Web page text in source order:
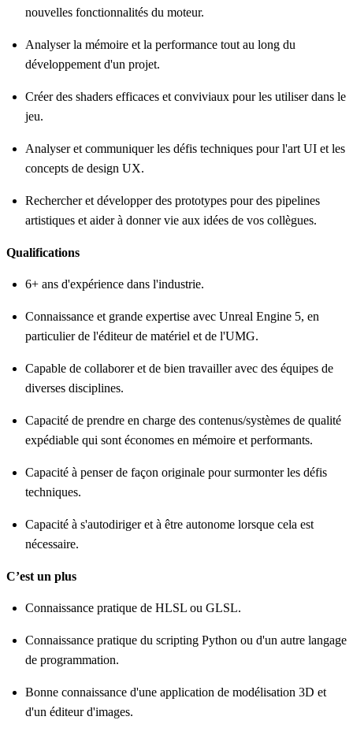
nouvelles fonctionnalités du moteur.
Analyser la mémoire et la performance tout au long du
développement d'un projet.
Créer des shaders efficaces et conviviaux pour les utiliser dans le
jeu.
Analyser et communiquer les défis techniques pour l'art UI et les
concepts de design UX.
Rechercher et développer des prototypes pour des pipelines
artistiques et aider à donner vie aux idées de vos collègues.
Qualifications
6+ ans d'expérience dans l'industrie.
Connaissance et grande expertise avec Unreal Engine 5, en
particulier de l'éditeur de matériel et de l'UMG.
Capable de collaborer et de bien travailler avec des équipes de
diverses disciplines.
Capacité de prendre en charge des contenus/systèmes de qualité
expédiable qui sont économes en mémoire et performants.
Capacité à penser de façon originale pour surmonter les défis
techniques.
Capacité à s'autodiriger et à être autonome lorsque cela est
nécessaire.
C’est un plus
Connaissance pratique de HLSL ou GLSL.
Connaissance pratique du scripting Python ou d'un autre langage
de programmation.
Bonne connaissance d'une application de modélisation 3D et
d'un éditeur d'images.